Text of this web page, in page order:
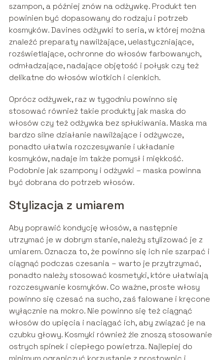
szampon, a później znów na odżywkę. Produkt ten
powinien być dopasowany do rodzaju i potrzeb
kosmyków. Davines odżywki to seria, w której można
znaleźć preparaty nawilżające, uelastyczniające,
rozświetlające, ochronne do włosów farbowanych,
odmładzające, nadające objętość i połysk czy też
delikatne do włosów wiotkich i cienkich.
Oprócz odżywek, raz w tygodniu powinno się
stosować również takie produkty jak maska do
włosów czy też odżywka bez spłukiwania. Maska ma
bardzo silne działanie nawilżające i odżywcze,
ponadto ułatwia rozczesywanie i układanie
kosmyków, nadaje im także pomysł i miękkość.
Podobnie jak szampony i odżywki – maska powinna
być dobrana do potrzeb włosów.
Stylizacja z umiarem
Aby poprawić kondycję włosów, a następnie
utrzymać je w dobrym stanie, należy stylizować je z
umiarem. Oznacza to, że powinno się ich nie szarpać i
ciągnąć podczas czesania – warto je przytrzymać,
ponadto należy stosować kosmetyki, które ułatwiają
rozczesywanie kosmyków. Co ważne, proste włosy
powinno się czesać na sucho, zaś falowane i kręcone
wyłącznie na mokro. Nie powinno się też ciągnąć
włosów do upięcia i naciągać ich, aby związać je na
czubku głowy. Kosmyki również źle znoszą stosowanie
ostrych spinek i ciepłego powietrza. Najlepiej do